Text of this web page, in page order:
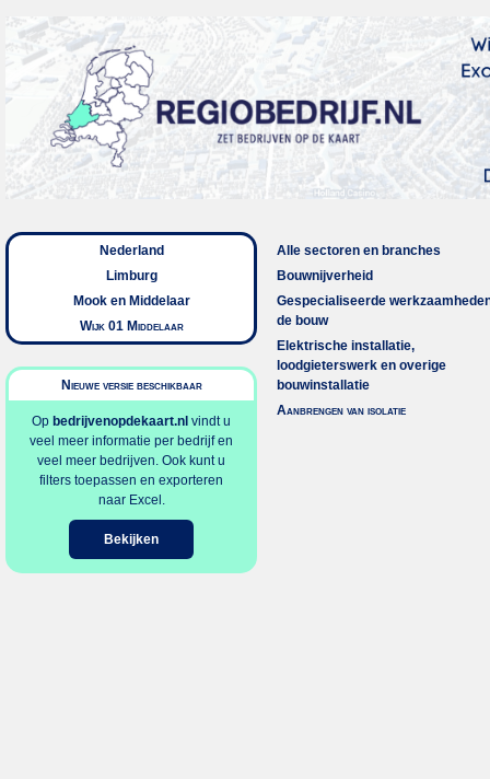
Nederland
Limburg
Mook en Middelaar
Wijk 01 Middelaar
Nieuwe versie beschikbaar
Op bedrijvenopdekaart.nl vindt u
veel meer informatie per bedrijf en
veel meer bedrijven. Ook kunt u
filters toepassen en exporteren
naar Excel.
Bekijken
Alle sectoren en branches
Bouwnijverheid
Gespecialiseerde
de bouw
Elektrische installatie,
loodgieterswerk en overige
bouwinstallatie
Aanbrengen van isolatie